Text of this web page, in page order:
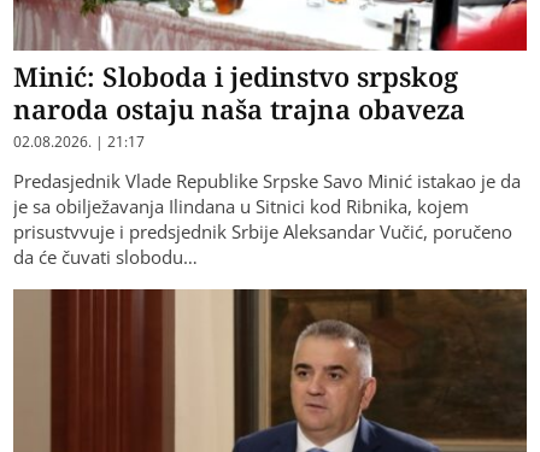
Minić: Sloboda i jedinstvo srpskog
naroda ostaju naša trajna obaveza
02.08.2026. | 21:17
Predasjednik Vlade Republike Srpske Savo Minić istakao je da
je sa obilježavanja Ilindana u Sitnici kod Ribnika, kojem
prisustvvuje i predsjednik Srbije Aleksandar Vučić, poručeno
da će čuvati slobodu…